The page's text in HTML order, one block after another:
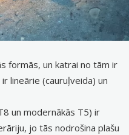
formās, un katrai no tām ir
lineārie (cauruļveida) un
un modernākās T5) ir
jo tās nodrošina plašu